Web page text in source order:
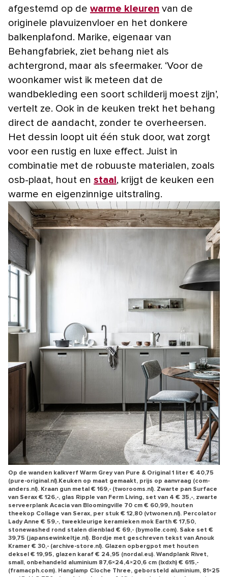
afgestemd op de warme kleuren van de
originele plavuizenvloer en het donkere
balkenplafond. Marike, eigenaar van
Behangfabriek, ziet behang niet als
achtergrond, maar als sfeermaker. ‘Voor de
woonkamer wist ik meteen dat de
wandbekleding een soort schilderij moest zijn’,
vertelt ze. Ook in de keuken trekt het behang
direct de aandacht, zonder te overheersen.
Het dessin loopt uit één stuk door, wat zorgt
voor een rustig en luxe effect. Juist in
combinatie met de robuuste materialen, zoals
osb-plaat, hout en staal, krijgt de keuken een
warme en eigenzinnige uitstraling.
Op de wanden kalkverf Warm Grey van Pure & Original 1 liter € 40,75
(pure-original.nl).Keuken op maat gemaakt, prijs op aanvraag (com-
anders.nl). Kraan gun metal € 169,- (tworooms.nl). Zwarte pan Surface
van Serax € 126,-, glas Ripple van Ferm Living, set van 4 € 35,-, zwarte
serveerplank Acacia van Bloomingville 70 cm € 60,99, houten
theekop Collage van Serax, per stuk € 12,80 (vtwonen.nl). Percolator
Lady Anne € 59,-, tweekleurige keramieken mok Earth € 17,50,
stonewashed rond stalen dienblad € 69,- (bymolle.com). Sake set €
39,75 (japansewinkeltje.nl). Bordje met geschreven tekst van Anouk
Kramer € 30,- (archive-store.nl). Glazen opbergpot met houten
deksel € 19,95, glazen karaf € 24,95 (nordal.eu). Wandplank Rivet,
small, onbehandeld aluminium 87,6×24,4×20,6 cm (lxdxh) € 615,-
(framacph.com). Hanglamp Cloche Three, geborsteld aluminium, 81×25